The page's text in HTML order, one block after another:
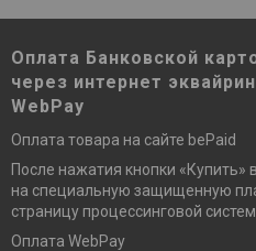
Оплата Банковской
через интернет
WebPay
Оплата товара на сайте bePaid
После нажатия кнопки «Купить»
на специальную защищенную
страницу процессинговой
Оплата WebPay